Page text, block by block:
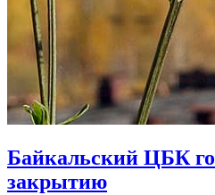
Байкальский ЦБК
закрытию